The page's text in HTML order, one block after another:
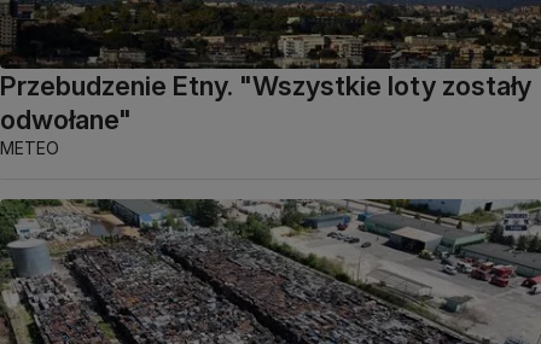
Przebudzenie Etny. "Wszystkie loty zostały
odwołane"
METEO